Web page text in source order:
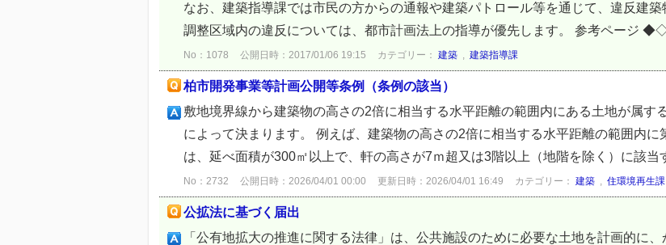
なお、建築指導課では市民の方からの通報や建築パトロール等を通じて、違反建
調整区域内の違反については、都市計画法上の指導が優先します。 参考ページ
No：1078 公開日時：2017/01/06 19:15 カテゴリー： 建築 , 建築指導課
柏市開発事業等計画公開等条例（条例の該当）
敷地境界線から建築物の高さの2倍に相当する水平距離の範囲内にある土地が属す
によって決まります。 例えば、建築物の高さの2倍に相当する水平距離の範囲内
は、延べ面積が300㎡以上で、軒の高さが7ｍ超又は3階以上（地階を除く）に該当
No：2732 公開日時：2026/04/01 00:00 更新日時：2026/04/01 16:49 カテゴリー： 建築 , 住環境再生課
公拡法に基づく届出
「公有地拡大の推進に関する法律」は、公共施設のために必要な土地を計画的に